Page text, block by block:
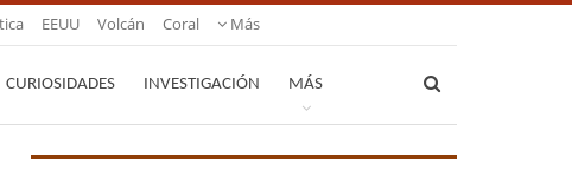
EEUU Volcán Coral Más
CURIOSIDADES INVESTIGACIÓN MÁS